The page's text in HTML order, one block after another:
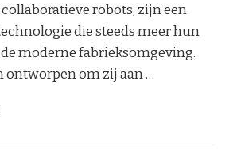
robots, zijn een
die steeds meer hun
moderne fabrieksomgeving.
ontworpen om zij aan …